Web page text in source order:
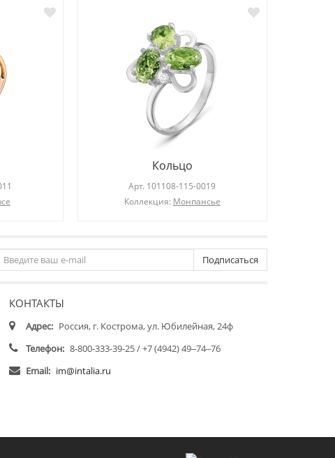
Кольцо
Арт. 101108-115-0019
Коллекция: Монпансье
Подписаться
КОНТАКТЫ
Адрес: Россия, г. Кострома, ул. Юбилейная, 24ф
Телефон: 8-800-333-39-25 / +7 (4942) 49‒74‒76
Email: im@intalia.ru